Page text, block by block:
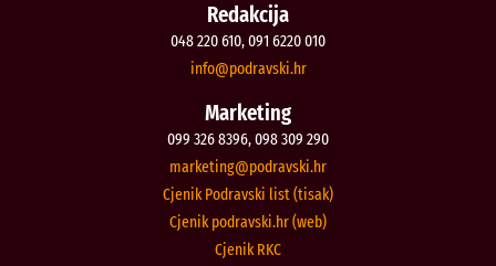
Redakcija
048 220 610, 091 6220 010
rh.iksvardop
@ofni
Marketing
099 326 8396, 098 309 290
rh.iksvardop
@gnitekram
Cjenik Podravski list (tisak)
Cjenik podravski.hr (web)
Cjenik RKC